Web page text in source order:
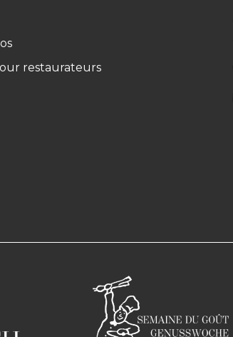
restaurateurs